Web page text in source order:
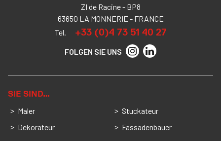
ZI de Racine - BP8
63650 LA MONNERIE - FRANCE
Tel.
+33 (0)4 73 51 40 27
FOLGEN SIE UNS
SIE SIND…
Maler
Dekorateur
Stuckateur
Fassadenbauer